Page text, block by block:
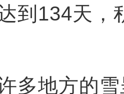
到134天，
地方的雪